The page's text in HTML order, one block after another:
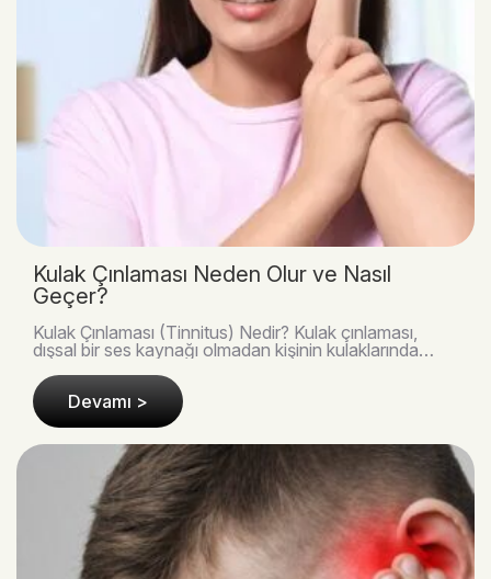
Kulak Çınlaması Neden Olur ve Nasıl
Geçer?
Kulak Çınlaması (Tinnitus) Nedir? Kulak çınlaması,
dışsal bir ses kaynağı olmadan kişinin kulaklarında
Devamı >